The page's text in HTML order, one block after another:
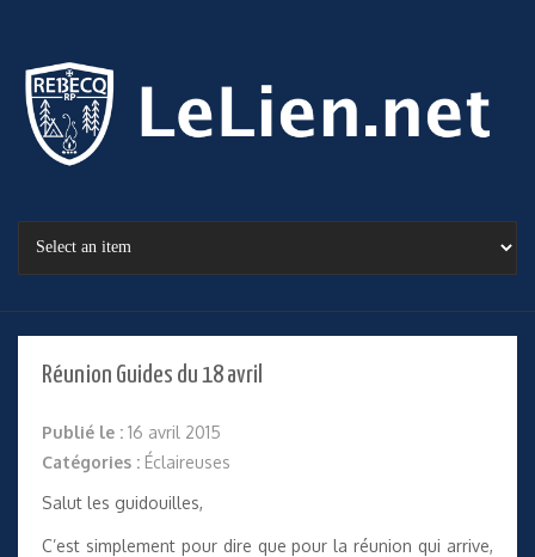
Réunion Guides du 18 avril
Publié le : 16 avril 2015
Catégories : Éclaireuses
Salut les guidouilles,
C’est simplement pour dire que pour la réunion qui arrive,